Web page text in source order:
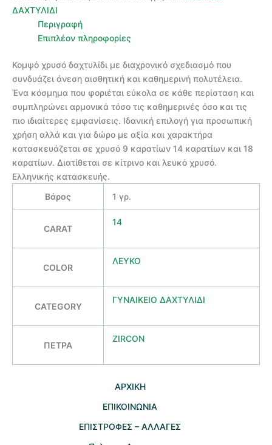
ΔΑΧΤΥΛΙΔΙ
Περιγραφή
Επιπλέον πληροφορίες
Κομψό χρυσό δαχτυλίδι με διαχρονικό σχεδιασμό που
συνδυάζει άνεση αισθητική και καθημερινή πολυτέλεια.
Ένα κόσμημα που φοριέται εύκολα σε κάθε περίσταση και
συμπληρώνει αρμονικά τόσο τις καθημερινές όσο και τις
πιο ιδιαίτερες εμφανίσεις. Ιδανική επιλογή για προσωπική
χρήση αλλά και για δώρο με αξία και χαρακτήρα
κατασκευάζεται σε χρυσό 9 καρατίων 14 καρατίων και 18
καρατίων. Διατίθεται σε κίτρινο και λευκό χρυσό.
Ελληνικής κατασκευής.
Βάρος
1 γρ.
CARAT
14
COLOR
ΛΕΥΚΟ
CATEGORY
ΓΥΝΑΙΚΕΙΟ ΔΑΧΤΥΛΙΔΙ
ΠΕΤΡΑ
ZIRCON
AΡΧΙΚΗ
ΕΠΙΚΟΙΝΩΝΙΑ
EΠΙΣΤΡΟΦΕΣ – ΑΛΛΑΓΕΣ